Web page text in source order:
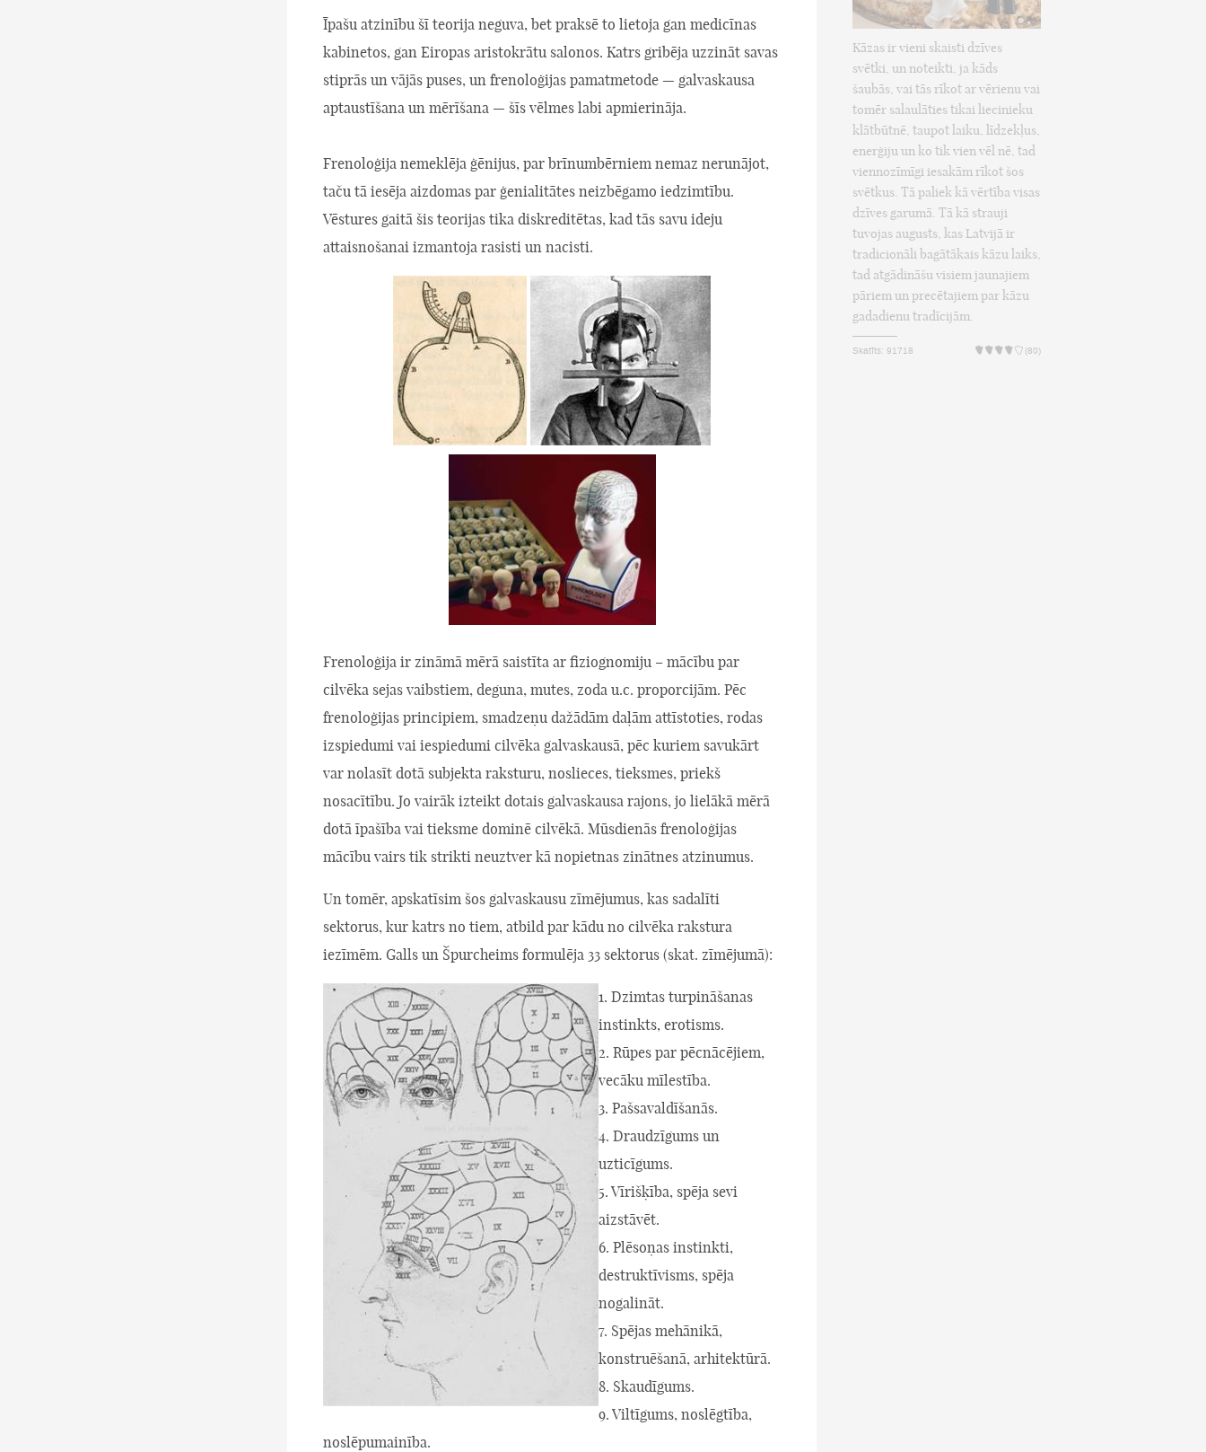
Īpašu atzinību šī teorija neguva, bet praksē to lietoja gan medicīnas
kabinetos, gan Eiropas aristokrātu salonos. Katrs gribēja uzzināt savas
stiprās un vājās puses, un frenoloģijas pamatmetode — galvaskausa
aptaustīšana un mērīšana — šīs vēlmes labi apmierināja.
Frenoloģija nemeklēja ģēnijus, par brīnumbērniem nemaz nerunājot,
taču tā iesēja aizdomas par ģenialitātes neizbēgamo iedzimtību.
Vēstures gaitā šis teorijas tika diskreditētas, kad tās savu ideju
attaisnošanai izmantoja rasisti un nacisti.
Frenoloģija ir zināmā mērā saistīta ar fiziognomiju – mācību par
cilvēka sejas vaibstiem, deguna, mutes, zoda u.c. proporcijām. Pēc
frenoloģijas principiem, smadzeņu dažādām daļām attīstoties, rodas
izspiedumi vai iespiedumi cilvēka galvaskausā, pēc kuriem savukārt
var nolasīt dotā subjekta raksturu, noslieces, tieksmes, priekš
nosacītību. Jo vairāk izteikt dotais galvaskausa rajons, jo lielākā mērā
dotā īpašība vai tieksme dominē cilvēkā. Mūsdienās frenoloģijas
mācību vairs tik strikti neuztver kā nopietnas zinātnes atzinumus.
Un tomēr, apskatīsim šos galvaskausu zīmējumus, kas sadalīti
sektorus, kur katrs no tiem, atbild par kādu no cilvēka rakstura
iezīmēm. Galls un Špurcheims formulēja 33 sektorus (skat. zīmējumā):
1. Dzimtas turpināšanas
instinkts, erotisms.
2. Rūpes par pēcnācējiem,
vecāku mīlestība.
3. Pašsavaldīšanās.
4. Draudzīgums un
uzticīgums.
5. Vīrišķība, spēja sevi
aizstāvēt.
6. Plēsoņas instinkti,
destruktīvisms, spēja
nogalināt.
7. Spējas mehānikā,
konstruēšanā, arhitektūrā.
8. Skaudīgums.
9. Viltīgums, noslēgtība,
noslēpumainība.
Kāzas ir vieni skaisti dzīves
svētki, un noteikti, ja kāds
šaubās, vai tās rīkot ar vērienu vai
tomēr salaulāties tikai liecinieku
klātbūtnē, taupot laiku, līdzekļus,
enerģiju un ko tik vien vēl nē, tad
viennozīmīgi iesakām rīkot šos
svētkus. Tā paliek kā vērtība visas
dzīves garumā. Tā kā strauji
tuvojas augusts, kas Latvijā ir
tradicionāli bagātākais kāzu laiks,
tad atgādināšu visiem jaunajiem
pāriem un precētajiem par kāzu
gadadienu tradīcijām.
Skatīts: 91718 (80)